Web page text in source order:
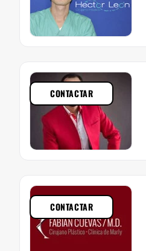
CONTACTAR
CONTACTAR